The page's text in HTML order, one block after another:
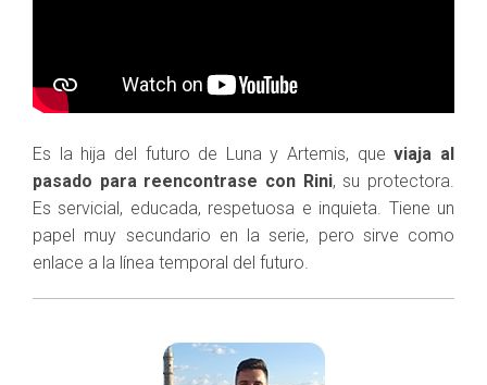
Es la hija del futuro de Luna y Artemis, queviaja al
pasado para reencontrase con Rini, su protectora.
Es servicial, educada, respetuosa e inquieta. Tiene un
papel muy secundario en la serie, pero sirve como
enlace a la línea temporal del futuro.